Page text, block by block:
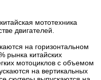
мототехника
двигателей.
на горизонтальном
рынка китайских
мотоциклов с объемом
на вертикальных